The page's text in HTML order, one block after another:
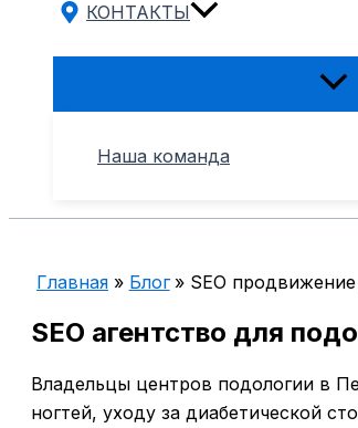
КОНТАКТЫ
Наша команда
Главная Блог SEO
SEO агентство для
Владельцы центров подологии в
ногтей, уходу за диабетической